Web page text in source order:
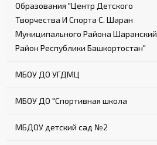
Образования "Центр Детского
Творчества И Спорта С. Шаран
Муниципального Района Шаранский
Район Республики Башкортостан"
МБОУ ДО УГДМЦ
МБОУ ДО "Спортивная школа
МБДОУ детский сад №2